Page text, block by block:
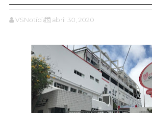
VSNotícias abril 30, 2020